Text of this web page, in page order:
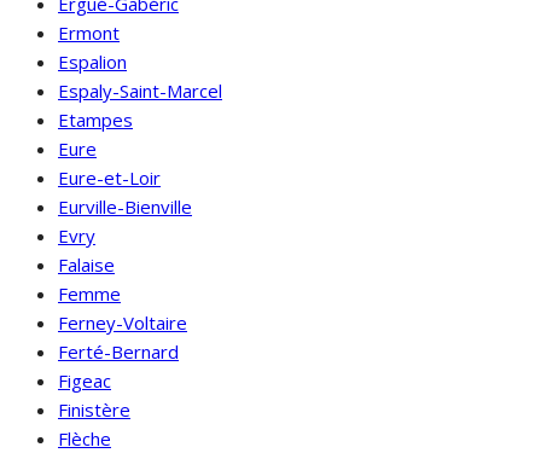
Ermont
Espalion
Espaly-Saint-Marcel
Etampes
Eure
Eure-et-Loir
Eurville-Bienville
Evry
Falaise
Femme
Ferney-Voltaire
Ferté-Bernard
Figeac
Finistère
Flèche